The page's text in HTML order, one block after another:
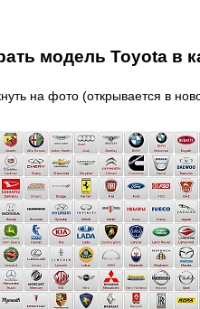
модель Toyota в
на фото (открывается в